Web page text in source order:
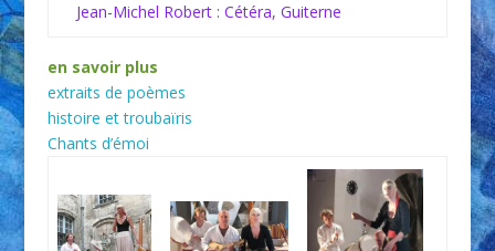
Jean-Michel Robert : Cétéra, Guiterne
en savoir plus
extraits de poèmes
histoire et troubaïris
Chants d’émoi